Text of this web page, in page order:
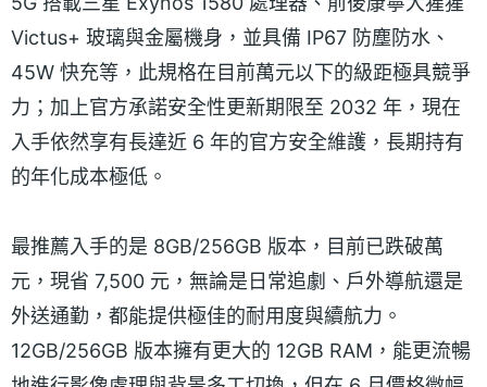
Victus+ 玻璃與金屬機身，並具備 IP67 防塵防水、
45W 快充等，此規格在目前萬元以下的級距極具競爭
力；加上官方承諾安全性更新期限至 2032 年，現在
入手依然享有長達近 6 年的官方安全維護，長期持有
的年化成本極低。
最推薦入手的是 8GB/256GB 版本，目前已跌破萬
元，現省 7,500 元，無論是日常追劇、戶外導航還是
外送通勤，都能提供極佳的耐用度與續航力。
12GB/256GB 版本擁有更大的 12GB RAM，能更流暢